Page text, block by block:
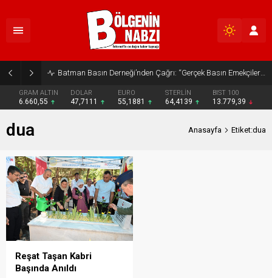
Batman Basın Derneği’nden Çağrı: “Gerçek Basın Emekçileri Desteklenmeli”
GRAM ALTIN
6.660,55
DOLAR
47,7111
EURO
55,1881
STERLİN
64,4139
BIST 100
13.779,39
dua Anasayfa Etiket:dua
Reşat Taşan Kabri
Başında Anıldı